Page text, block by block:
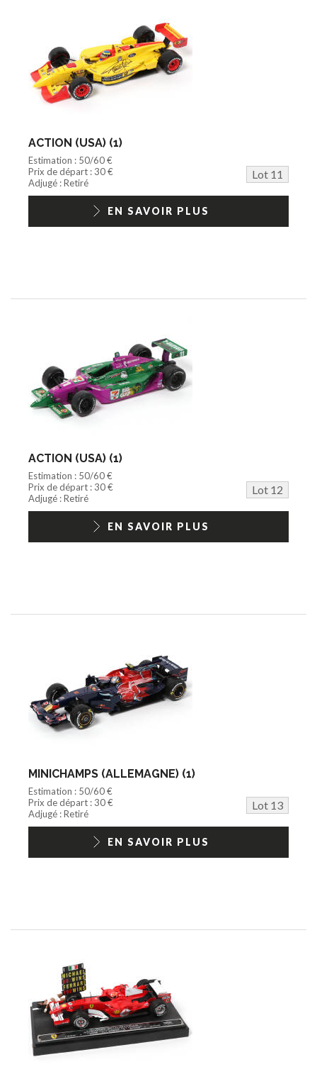
ACTION (USA) (1)
Estimation : 50/60 €
Prix de départ : 30 €
Lot 11
Adjugé : Retiré
EN SAVOIR PLUS
ACTION (USA) (1)
Estimation : 50/60 €
Prix de départ : 30 €
Lot 12
Adjugé : Retiré
EN SAVOIR PLUS
MINICHAMPS (ALLEMAGNE) (1)
Estimation : 50/60 €
Prix de départ : 30 €
Lot 13
Adjugé : Retiré
EN SAVOIR PLUS